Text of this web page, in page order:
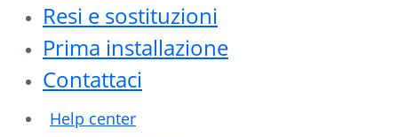
Resi e sostituzioni
Prima installazione
Contattaci
Help center